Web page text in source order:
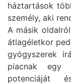
háztartások
személy, aki
A másik
átlagéletkor
gyógyszerek
piacnak egy
potenciáját